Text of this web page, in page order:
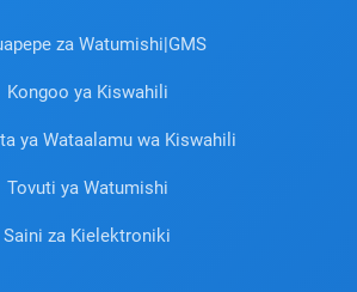
za Watumishi|GMS
Kongoo ya Kiswahili
ya Wataalamu wa Kiswahili
Tovuti ya Watumishi
Saini za Kielektroniki